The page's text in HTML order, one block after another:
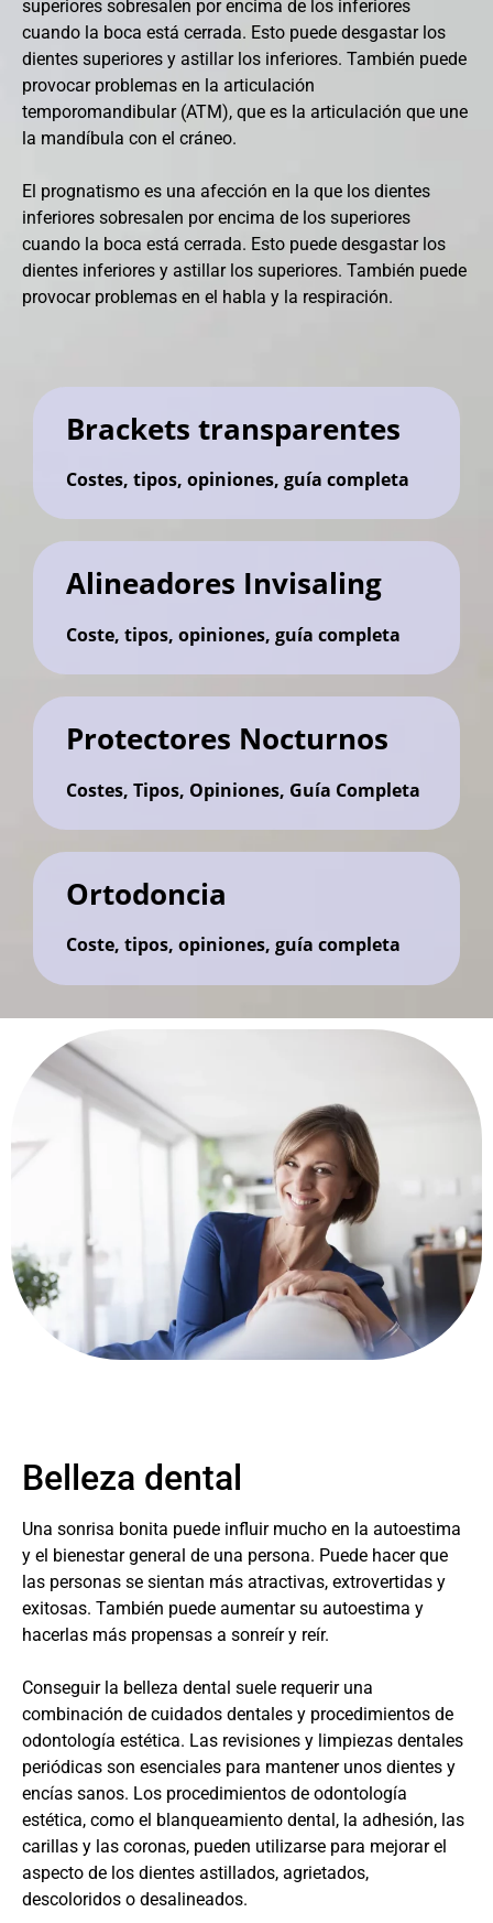
superiores sobresalen por encima de los inferiores
cuando la boca está cerrada. Esto puede desgastar los
dientes superiores y astillar los inferiores. También puede
provocar problemas en la articulación
temporomandibular (ATM), que es la articulación que une
la mandíbula con el cráneo.
El prognatismo es una afección en la que los dientes
inferiores sobresalen por encima de los superiores
cuando la boca está cerrada. Esto puede desgastar los
dientes inferiores y astillar los superiores. También puede
provocar problemas en el habla y la respiración.
Brackets transparentes
Costes, tipos, opiniones, guía completa
Alineadores Invisaling
Coste, tipos, opiniones, guía completa
Protectores Nocturnos
Costes, Tipos, Opiniones, Guía Completa
Ortodoncia
Coste, tipos, opiniones, guía completa
Belleza dental
Una sonrisa bonita puede influir mucho en la autoestima
y el bienestar general de una persona. Puede hacer que
las personas se sientan más atractivas, extrovertidas y
exitosas. También puede aumentar su autoestima y
hacerlas más propensas a sonreír y reír.
Conseguir la belleza dental suele requerir una
combinación de cuidados dentales y procedimientos de
odontología estética. Las revisiones y limpiezas dentales
periódicas son esenciales para mantener unos dientes y
encías sanos. Los procedimientos de odontología
estética, como el blanqueamiento dental, la adhesión, las
carillas y las coronas, pueden utilizarse para mejorar el
aspecto de los dientes astillados, agrietados,
descoloridos o desalineados.